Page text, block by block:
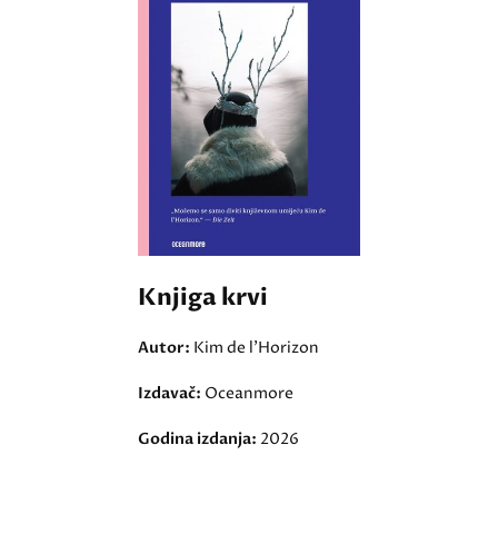
Knjiga krvi
Autor: Kim de l'Horizon
Izdavač: Oceanmore
Godina izdanja: 2026